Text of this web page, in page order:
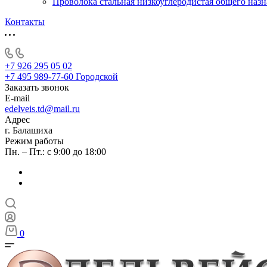
Контакты
+7 926 295 05 02
+7 495 989-77-60 Городской
Заказать звонок
E-mail
edelveis.td@mail.ru
Адрес
г. Балашиха
Режим работы
Пн. – Пт.: с 9:00 до 18:00
0